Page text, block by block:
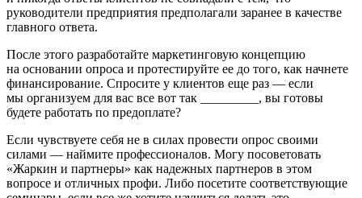
руководители предприятия предполагали заранее в качестве
главного ответа.
После этого разработайте маркетинговую концепцию
на основании опроса и протестируйте ее до того, как начнете
финансирование. Спросите у клиентов еще раз — если
мы организуем для вас все вот так _________, вы готовы
будете работать по предоплате?
Если чувствуете себя не в силах провести опрос своими
силами — наймите профессионалов. Могу посоветовать
«Жаркин и партнеры» как надежных партнеров в этом
вопросе и отличных профи. Либо посетите соответствующие